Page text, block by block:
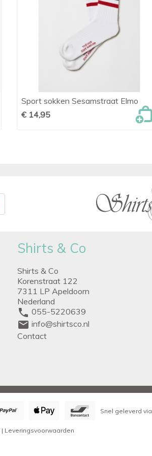
 Snel bekijken
Sport sokken Sesamstraat Elmo
€ 14,95
Shirts & Co
Shirts & Co
Korenstraat 122
7311 LP Apeldoorn
Nederland
phone 055-5220639
mail info@shirtsco.nl
Contact
Snel geleverd via
| Leveringsvoorwaarden